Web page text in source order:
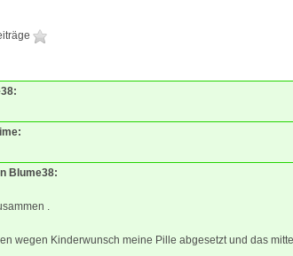
Blume38:
.
wegen Kinderwunsch meine Pille abgesetzt und das